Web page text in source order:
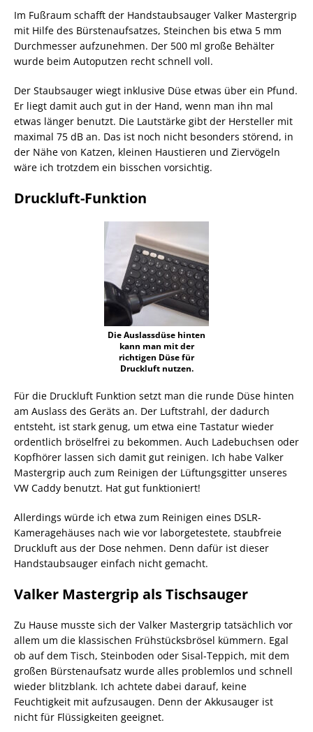
Im Fußraum schafft der Handstaubsauger Valker Mastergrip
mit Hilfe des Bürstenaufsatzes, Steinchen bis etwa 5 mm
Durchmesser aufzunehmen. Der 500 ml große Behälter
wurde beim Autoputzen recht schnell voll.
Der Staubsauger wiegt inklusive Düse etwas über ein Pfund.
Er liegt damit auch gut in der Hand, wenn man ihn mal
etwas länger benutzt. Die Lautstärke gibt der Hersteller mit
maximal 75 dB an. Das ist noch nicht besonders störend, in
der Nähe von Katzen, kleinen Haustieren und Ziervögeln
wäre ich trotzdem ein bisschen vorsichtig.
Druckluft-Funktion
Die Auslassdüse hinten
kann man mit der
richtigen Düse für
Druckluft nutzen.
Für die Druckluft Funktion setzt man die runde Düse hinten
am Auslass des Geräts an. Der Luftstrahl, der dadurch
entsteht, ist stark genug, um etwa eine Tastatur wieder
ordentlich bröselfrei zu bekommen. Auch Ladebuchsen oder
Kopfhörer lassen sich damit gut reinigen. Ich habe Valker
Mastergrip auch zum Reinigen der Lüftungsgitter unseres
VW Caddy benutzt. Hat gut funktioniert!
Allerdings würde ich etwa zum Reinigen eines DSLR-
Kameragehäuses nach wie vor laborgetestete, staubfreie
Druckluft aus der Dose nehmen. Denn dafür ist dieser
Handstaubsauger einfach nicht gemacht.
Valker Mastergrip als Tischsauger
Zu Hause musste sich der Valker Mastergrip tatsächlich vor
allem um die klassischen Frühstücksbrösel kümmern. Egal
ob auf dem Tisch, Steinboden oder Sisal-Teppich, mit dem
großen Bürstenaufsatz wurde alles problemlos und schnell
wieder blitzblank. Ich achtete dabei darauf, keine
Feuchtigkeit mit aufzusaugen. Denn der Akkusauger ist
nicht für Flüssigkeiten geeignet.